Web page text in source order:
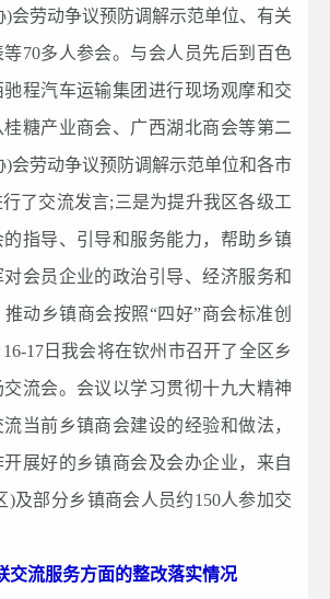
)会劳动争议预防调解示范单位、有关
70多人参会。与会人员先后到百色
程汽车运输集团进行现场观摩和交
糖产业商会、广西湖北商会等第二
)会劳动争议预防调解示范单位和各市
了交流发言;三是为提升我区各级工
指导、引导和服务能力，帮助乡镇
会员企业的政治引导、经济服务和
动乡镇商会按照“四好”商会标准创
17日我会将在钦州市召开了全区乡
流会。会议以学习贯彻十九大精神
当前乡镇商会建设的经验和做法，
展好的乡镇商会及会办企业，来自
)及部分乡镇商会人员约150人参加交
流服务方面的整改落实情况